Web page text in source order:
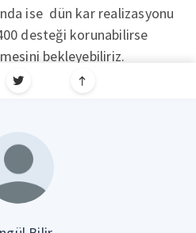
ise dün kar realizasyonu
desteği korunabilirse
bekleyebiliriz.